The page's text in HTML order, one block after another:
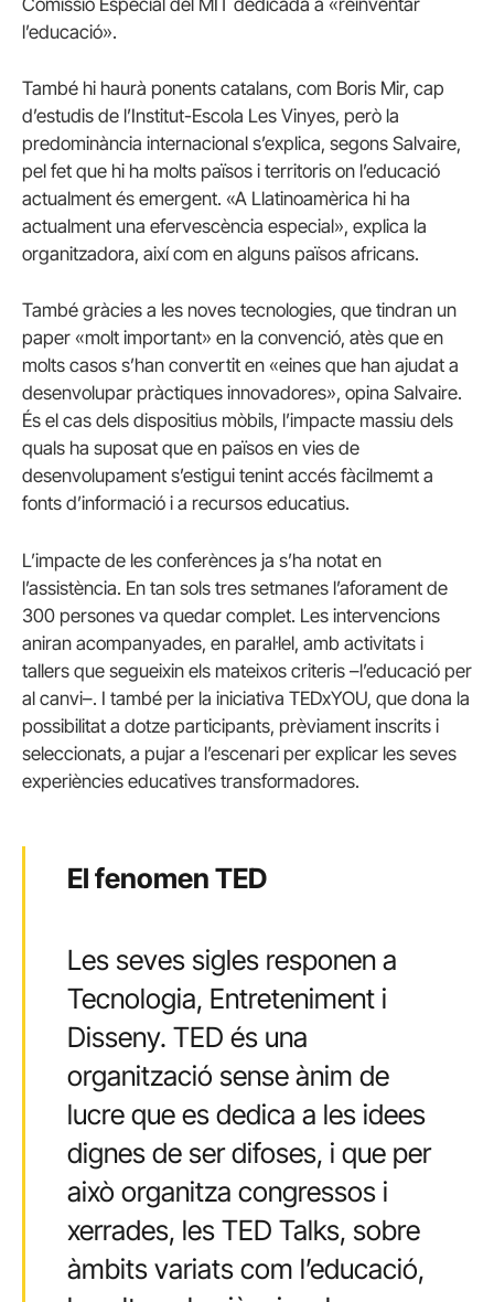
Comissió Especial del MIT dedicada a «reinventar
l’educació».
També hi haurà ponents catalans, com Boris Mir, cap
d’estudis de l’Institut-Escola Les Vinyes, però la
predominància internacional s’explica, segons Salvaire,
pel fet que hi ha molts països i territoris on l’educació
actualment és emergent. «A Llatinoamèrica hi ha
actualment una efervescència especial», explica la
organitzadora, així com en alguns països africans.
També gràcies a les noves tecnologies, que tindran un
paper «molt important» en la convenció, atès que en
molts casos s’han convertit en «eines que han ajudat a
desenvolupar pràctiques innovadores», opina Salvaire.
És el cas dels dispositius mòbils, l’impacte massiu dels
quals ha suposat que en països en vies de
desenvolupament s’estigui tenint accés fàcilmemt a
fonts d’informació i a recursos educatius.
L’impacte de les conferènces ja s’ha notat en
l’assistència. En tan sols tres setmanes l’aforament de
300 persones va quedar complet. Les intervencions
aniran acompanyades, en paral·lel, amb activitats i
tallers que segueixin els mateixos criteris –l’educació per
al canvi–. I també per la iniciativa TEDxYOU, que dona la
possibilitat a dotze participants, prèviament inscrits i
seleccionats, a pujar a l’escenari per explicar les seves
experiències educatives transformadores.
El fenomen TED
Les seves sigles responen a
Tecnologia, Entreteniment i
Disseny. TED és una
organització sense ànim de
lucre que es dedica a les idees
dignes de ser difoses, i que per
això organitza congressos i
xerrades, les TED Talks, sobre
àmbits variats com l’educació,